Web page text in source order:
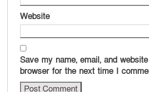
Website
Save my name, email, and
browser for the next time I